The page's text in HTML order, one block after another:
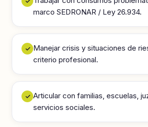
marco SEDRONAR / Ley 26.934.
✓ Manejar crisis y situaciones de
criterio profesional.
✓ Articular con familias, escuelas,
servicios sociales.